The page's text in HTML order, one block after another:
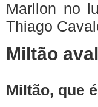
Marllon no
Thiago
Miltão
Miltão, que é